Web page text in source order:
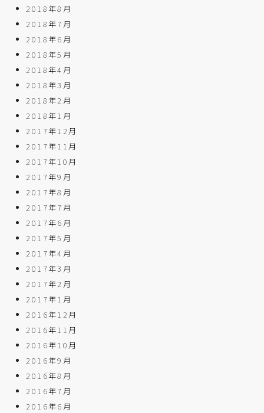
2018年8月
2018年7月
2018年6月
2018年5月
2018年4月
2018年3月
2018年2月
2018年1月
2017年12月
2017年11月
2017年10月
2017年9月
2017年8月
2017年7月
2017年6月
2017年5月
2017年4月
2017年3月
2017年2月
2017年1月
2016年12月
2016年11月
2016年10月
2016年9月
2016年8月
2016年7月
2016年6月